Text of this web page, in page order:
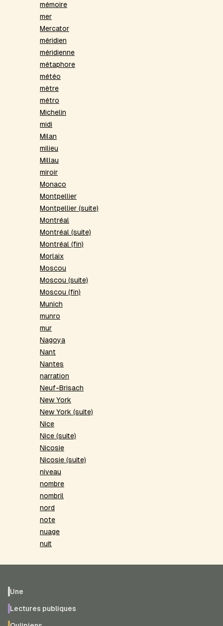
mémoire
mer
Mercator
méridien
méridienne
métaphore
météo
mètre
métro
Michelin
midi
Milan
milieu
Millau
miroir
Monaco
Montpellier
Montpellier (suite)
Montréal
Montréal (suite)
Montréal (fin)
Morlaix
Moscou
Moscou (suite)
Moscou (fin)
Munich
munro
mur
Nagoya
Nant
Nantes
narration
Neuf-Brisach
New York
New York (suite)
Nice
Nice (suite)
Nicosie
Nicosie (suite)
niveau
nombre
nombril
nord
note
nuage
nuit
Une
Lectures publiques